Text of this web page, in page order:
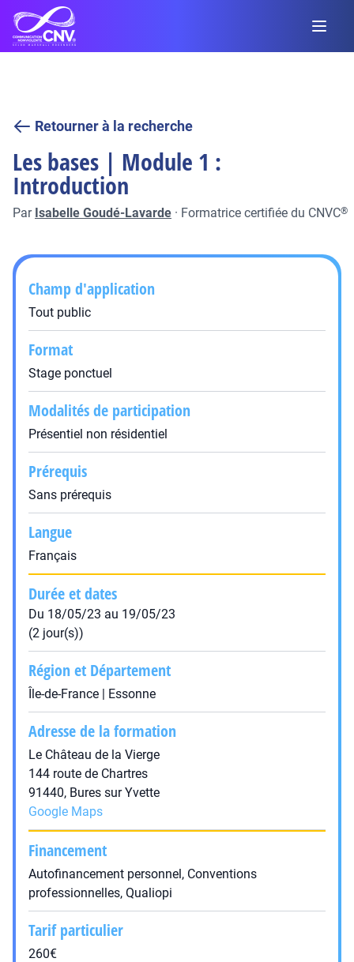
Retourner à la recherche
Les bases | Module 1 :
Introduction
Par Isabelle Goudé-Lavarde · Formatrice certifiée du CNVC®
Champ d'application
Tout public
Format
Stage ponctuel
Modalités de participation
Présentiel non résidentiel
Prérequis
Sans prérequis
Langue
Français
Durée et dates
Du 18/05/23 au 19/05/23
(2 jour(s))
Région et Département
Île-de-France | Essonne
Adresse de la formation
Le Château de la Vierge
144 route de Chartres
91440, Bures sur Yvette
Google Maps
Financement
Autofinancement personnel, Conventions
professionnelles, Qualiopi
Tarif particulier
260€